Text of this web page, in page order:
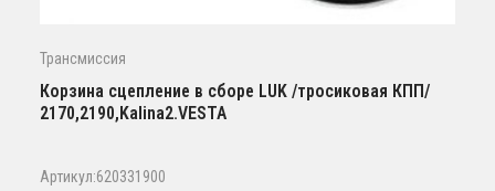
Трансмиссия
Корзина сцепление в сборе LUK /тросиковая КПП/
2170,2190,Kalina2.VESTA
Артикул:620331900